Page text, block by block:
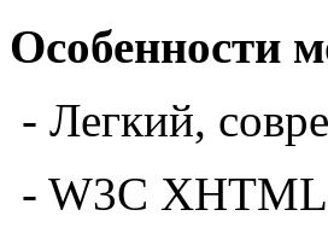
Особенности
- Легкий,
- W3C